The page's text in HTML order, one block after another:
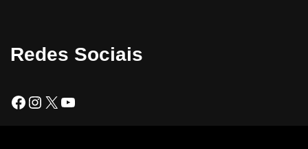
Redes Sociais